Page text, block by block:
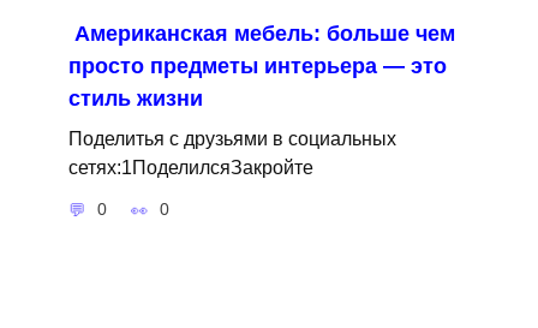
Американская мебель: больше чем
просто предметы интерьера — это
стиль жизни
Поделитья с друзьями в социальных
сетях:1ПоделилсяЗакройте
0 0